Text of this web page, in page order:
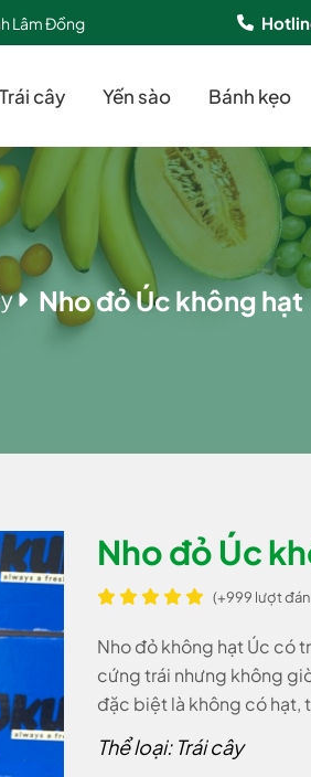
Lâm Đồng
Trái cây Yến sào Bánh kẹo
Nho đỏ Úc không hạt
Nho đỏ Úc
(+999 lượt
Nho đỏ không hạt Úc có
cứng trái nhưng không
đặc biệt là không có hạt,
Thể loại: Trái cây